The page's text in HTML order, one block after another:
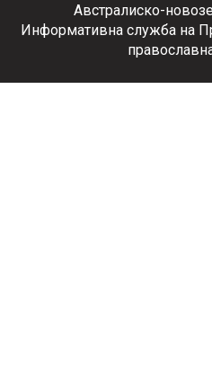
Австралиско-
Информативна служба на